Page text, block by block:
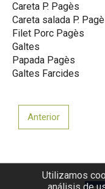
Careta P. Pagès
Careta salada P.
Filet Porc Pagès
Galtes
Papada Pagès
Galtes Farcides
Anterior
Utilizamos